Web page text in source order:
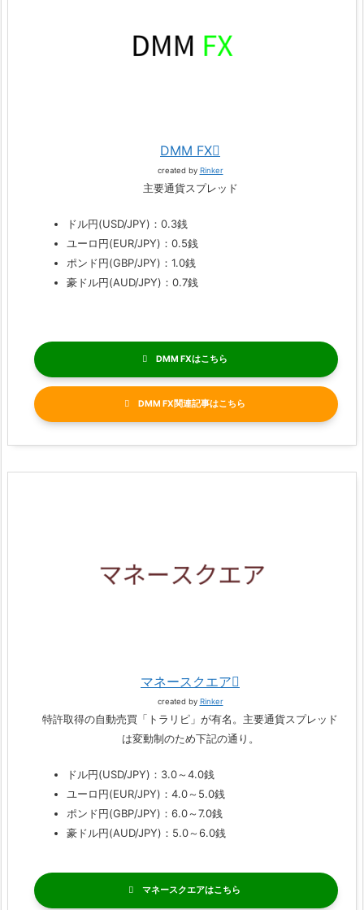
DMM FX
created by Rinker
主要通貨スプレッド
ドル円(USD/JPY)：0.3銭
ユーロ円(EUR/JPY)：0.5銭
ポンド円(GBP/JPY)：1.0銭
豪ドル円(AUD/JPY)：0.7銭
DMM FX
DMM FX関連記事
マネースクエア
created by Rinker
特許取得の自動売買「トラリピ」が有名。主要通貨スプレッド
は変動制のため下記の通り。
ドル円(USD/JPY)：3.0～4.0銭
ユーロ円(EUR/JPY)：4.0～5.0銭
ポンド円(GBP/JPY)：6.0～7.0銭
豪ドル円(AUD/JPY)：5.0～6.0銭
マネースクエア